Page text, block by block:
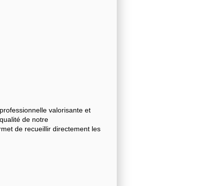
valorisante et
de notre
de recueillir directement les